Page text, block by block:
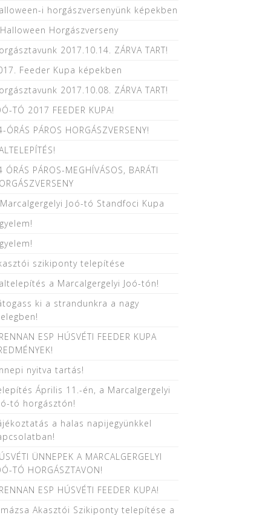
i horgászversenyünk képekben
Horgászverseny
2017.10.14. ZÁRVA TART!
Feeder Kupa képekben
2017.10.08. ZÁRVA TART!
TÓ 2017 FEEDER KUPA!
ÓRÁS PÁROS HORGÁSZVERSENY!
ÓRÁS PÁROS-MEGHÍVÁSOS, BARÁTI
Joó-tó Standfoci Kupa
szikiponty telepítése
a Marcalgergelyi Joó-tón!
ki a strandunkra a nagy
ESP HÚSVÉTI FEEDER KUPA
nyitva tartás!
Április 11.-én, a Marcalgergelyi
tó horgásztón!
a halas napijegyünkkel
ÜNNEPEK A MARCALGERGELYI
TÓ HORGÁSZTAVON!
ESP HÚSVÉTI FEEDER KUPA!
Akasztói Szikiponty telepítése a